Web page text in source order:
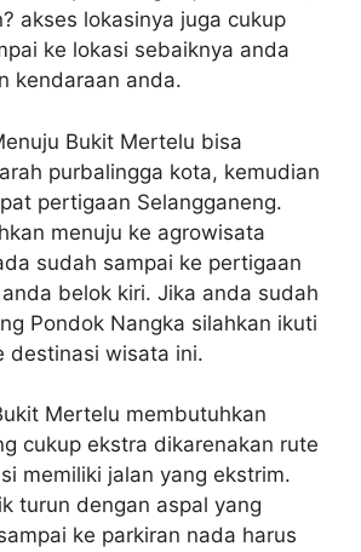
akses lokasinya juga cukup
ke lokasi sebaiknya anda
kendaraan anda.
Bukit Mertelu bisa
purbalingga kota, kemudian
pertigaan Selangganeng.
menuju ke agrowisata
sudah sampai ke pertigaan
belok kiri. Jika anda sudah
Pondok Nangka silahkan ikuti
destinasi wisata ini.
Mertelu membutuhkan
cukup ekstra dikarenakan rute
memiliki jalan yang ekstrim.
turun dengan aspal yang
ke parkiran nada harus